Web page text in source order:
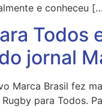
e conheceu
Todos
jornal
Marca Brasil fez
para Todos.